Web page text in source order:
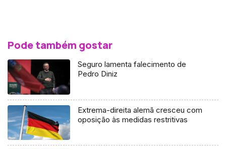
Pode também gostar
Seguro lamenta falecimento de
Pedro Diniz
Extrema-direita alemã cresceu com
oposição às medidas restritivas